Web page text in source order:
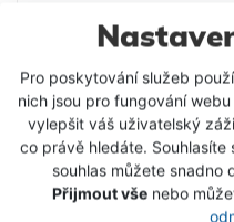
Pro poskytování služeb
nich jsou pro fungování
vylepšit váš uživatelský
co právě hledáte. Souhlasíte
souhlas můžete snadno
Přijmout vše nebo
Harton prut Caliber
Harton Caliber je prut
poptávky našich
odhozový
krmítko. Uhlíkový blank
2 398 Kč